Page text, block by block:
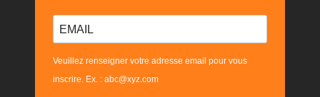
Veuillez renseigner votre adresse email pour vous
inscrire. Ex. : abc@xyz.com